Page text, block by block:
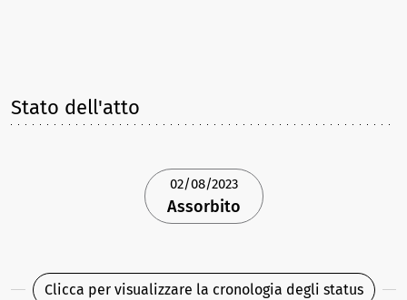
Stato dell'atto
02/08/2023
Assorbito
Clicca per visualizzare la cronologia degli status